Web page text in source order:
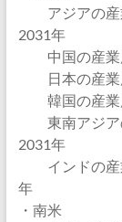
アジアの産
2031年
中国の産業
日本の産業
韓国の産業
東南アジア
2031年
インドの産
年
・南米